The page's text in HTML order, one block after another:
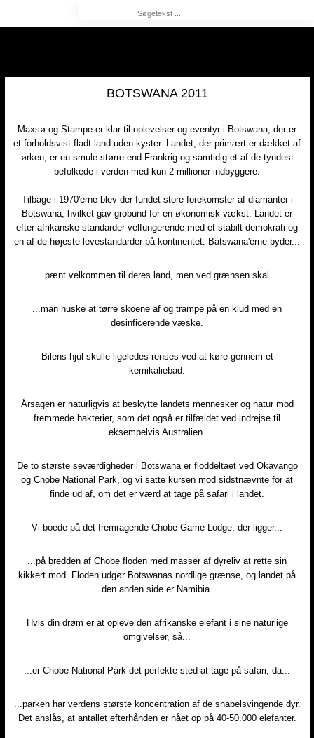
BOTSWANA 2011​
Maxsø og Stampe er klar til oplevelser og eventyr i Botswana, der er
et forholdsvist fladt land uden kyster. Landet, der primært er dækket af
ørken, er en smule større end Frankrig og samtidig et af de tyndest
befolkede i verden med kun 2 millioner indbyggere.
Tilbage i 1970'erne blev der fundet store forekomster af diamanter i
Botswana, hvilket gav grobund for en økonomisk vækst. Landet er
efter afrikanske standarder velfungerende med et stabilt demokrati og
en af de højeste levestandarder på kontinentet. Batswana'erne byder...
...pænt velkommen til deres land, men ved grænsen skal...
...man huske at tørre skoene af og trampe på en klud med en
desinficerende væske.
Bilens hjul skulle ligeledes renses ved at køre gennem et
kemikaliebad.
Årsagen er naturligvis at beskytte landets mennesker og natur mod
fremmede bakterier, som det også er tilfældet ved indrejse til
eksempelvis Australien.
De to største seværdigheder i Botswana er floddeltaet ved Okavango
og Chobe National Park, og vi satte kursen mod sidstnævnte for at
finde ud af, om det er værd at tage på safari i landet.
Vi boede på det fremragende Chobe Game Lodge, der ligger...
...på bredden af Chobe floden med masser af dyreliv at rette sin
kikkert mod. Floden udgør Botswanas nordlige grænse, og landet på
den anden side er Namibia.
Hvis din drøm er at opleve den afrikanske elefant i sine naturlige
omgivelser, så...
...er Chobe National Park det perfekte sted at tage på safari, da...
...parken har verdens største koncentration af de snabelsvingende dyr.
Det anslås, at antallet efterhånden er nået op på 40-50.000 elefanter.​